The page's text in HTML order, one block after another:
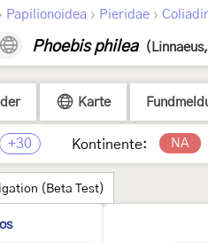
Papilionoidea › Pieridae ›
Phoebis philea
Karte
+30 Kontinente: NA
(Beta Test)